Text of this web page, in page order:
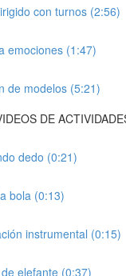
con turnos (2:56)
emociones (1:47)
de modelos (5:21)
DE
dedo (0:21)
bola (0:13)
instrumental (0:15)
elefante (0:37)